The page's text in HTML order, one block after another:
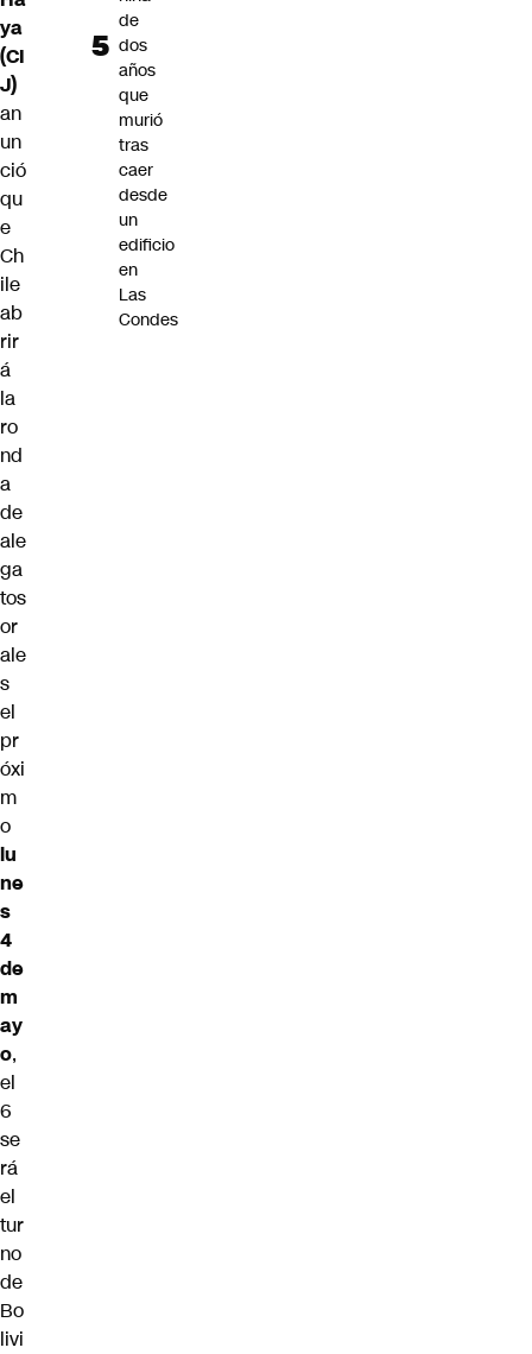
ya
(CI
J)
an
un
ció
qu
e
Ch
ile
ab
rir
á
la
ro
nd
a
de
ale
ga
tos
or
ale
s
el
pr
óxi
m
o
lu
ne
s
4
de
m
ay
o,
el
6
se
rá
el
tur
no
de
Bo
livi
de
dos
años
que
murió
tras
caer
desde
un
edificio
en
Las
Condes